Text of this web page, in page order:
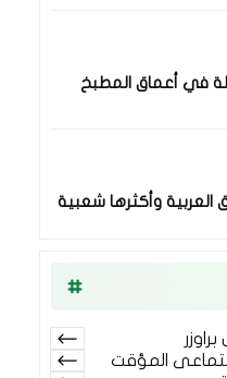
في أعماق المطبخ
العربية وأكثرها شعبية
المؤقت